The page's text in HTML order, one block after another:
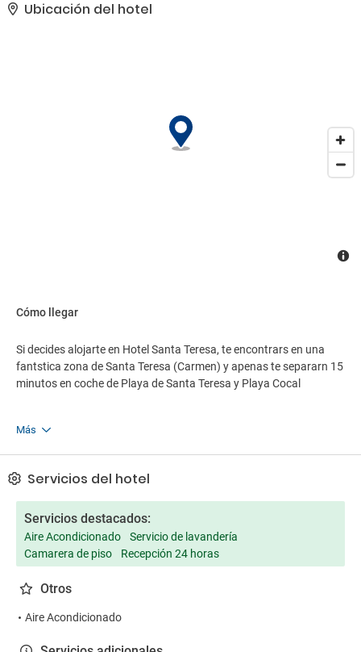
piscina al aire libre, o disfruta de la vista desde la terraza y el
también podrás ver tu programa favorito en la televisión por
cable. El baño cuenta con ducha y artículos de tocador gratuitos.
Ubicación del hotel
Cómo llegar
Si decides alojarte en Hotel Santa Teresa, te encontrars en una
fantstica zona de Santa Teresa (Carmen) y apenas te separarn 15
minutos en coche de Playa de Santa Teresa y Playa Cocal
Más
Servicios del hotel
Servicios destacados:
Aire Acondicionado
Servicio de lavandería
Camarera de piso
Recepción 24 horas
Otros
Aire Acondicionado